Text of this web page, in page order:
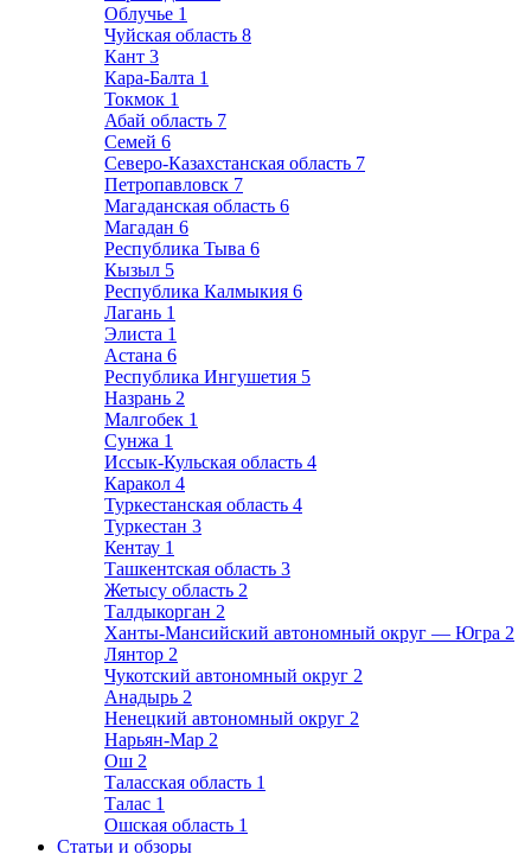
Облучье 1
Чуйская область 8
Кант 3
Кара-Балта 1
Токмок 1
Абай область 7
Семей 6
Северо-Казахстанская область 7
Петропавловск 7
Магаданская область 6
Магадан 6
Республика Тыва 6
Кызыл 5
Республика Калмыкия 6
Лагань 1
Элиста 1
Астана 6
Республика Ингушетия 5
Назрань 2
Малгобек 1
Сунжа 1
Иссык-Кульская область 4
Каракол 4
Туркестанская область 4
Туркестан 3
Кентау 1
Ташкентская область 3
Жетысу область 2
Талдыкорган 2
Ханты-Мансийский автономный округ — Югра 2
Лянтор 2
Чукотский автономный округ 2
Анадырь 2
Ненецкий автономный округ 2
Нарьян-Мар 2
Ош 2
Таласская область 1
Талас 1
Ошская область 1
Статьи и обзоры